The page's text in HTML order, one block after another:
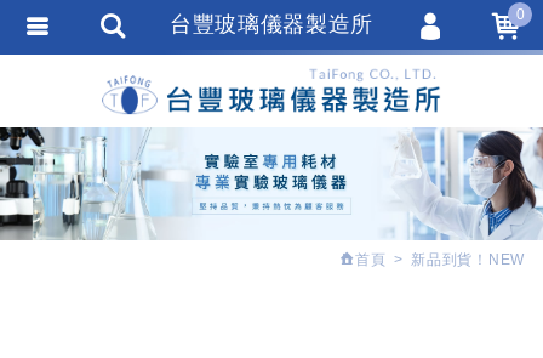
首頁 新品到貨！NEW
台豐玻璃儀器製造所 0
會員登入
會員註冊
忘記密碼
訂單查詢
繁體中文